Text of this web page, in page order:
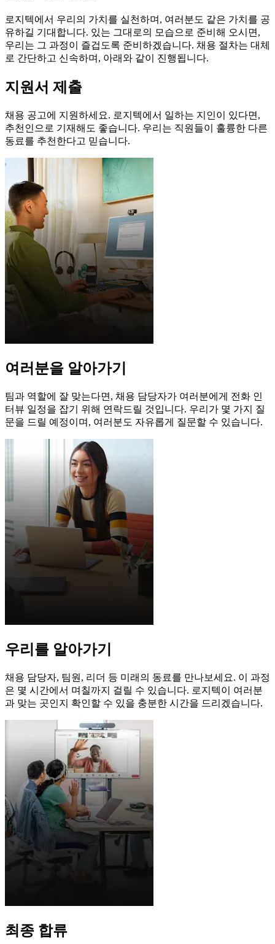
로지텍에서 우리의 가치를 실천하며, 여러분도 같은 가치를 공
유하길 기대합니다. 있는 그대로의 모습으로 준비해 오시면,
우리는 그 과정이 즐겁도록 준비하겠습니다. 채용 절차는 대체
로 간단하고 신속하며, 아래와 같이 진행됩니다.
지원서 제출
채용 공고에 지원하세요. 로지텍에서 일하는 지인이 있다면,
추천인으로 기재해도 좋습니다. 우리는 직원들이 훌륭한 다른
동료를 추천한다고 믿습니다.
여러분을 알아가기
팀과 역할에 잘 맞는다면, 채용 담당자가 여러분에게 전화 인
터뷰 일정을 잡기 위해 연락드릴 것입니다. 우리가 몇 가지 질
문을 드릴 예정이며, 여러분도 자유롭게 질문할 수 있습니다.
우리를 알아가기
채용 담당자, 팀원, 리더 등 미래의 동료를 만나보세요. 이 과정
은 몇 시간에서 며칠까지 걸릴 수 있습니다. 로지텍이 여러분
과 맞는 곳인지 확인할 수 있을 충분한 시간을 드리겠습니다.
최종 합류